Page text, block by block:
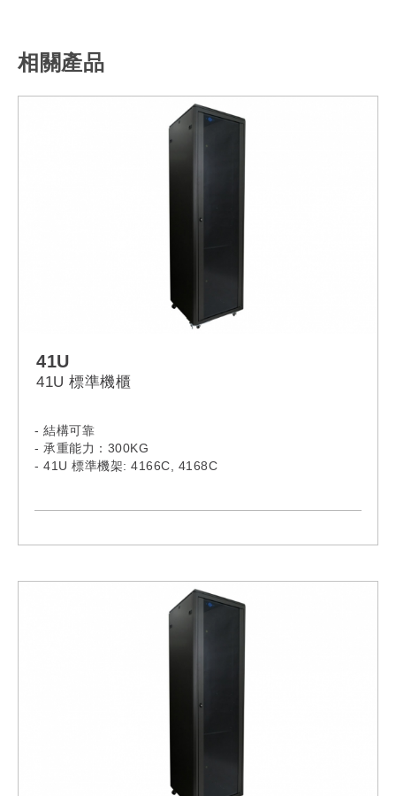
相關產品
41U
41U 標準機櫃
- 結構可靠
- 承重能力：300KG
- 41U 標準機架: 4166C, 4168C